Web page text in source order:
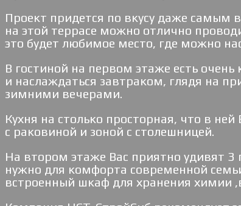
Проект придется по вкусу даже самым
на этой террасе можно отлично
это будет любимое место, где можно
В гостиной на первом этаже есть
и наслаждаться завтраком, глядя на
зимними вечерами.
Кухня на столько просторная, что в
с раковиной и зоной с столешницей.
На втором этаже Вас приятно удивят
нужно для комфорта современной
встроенный шкаф для хранения химии